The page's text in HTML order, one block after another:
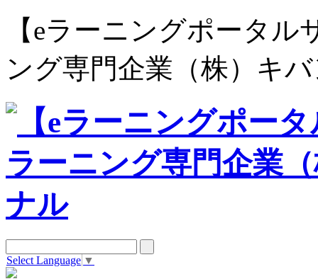
【eラーニングポータル
ング専門企業（株）キ
Select Language ▼